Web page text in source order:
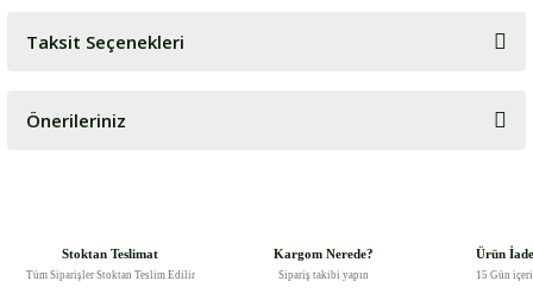
Bu ürüne ilk yorumu siz yapın!
Taksit Seçenekleri
Önerileriniz
Stoktan Teslimat
Tüm Siparişler Stoktan Teslim Edilir
Kargom Nerede?
Sipariş takibi yapın
Ürün
15 Gün